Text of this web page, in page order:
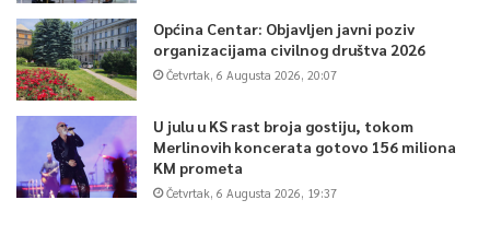
Općina Centar: Objavljen javni poziv
organizacijama civilnog društva 2026
Četvrtak, 6 Augusta 2026, 20:07
U julu u KS rast broja gostiju, tokom
Merlinovih koncerata gotovo 156 miliona
KM prometa
Četvrtak, 6 Augusta 2026, 19:37